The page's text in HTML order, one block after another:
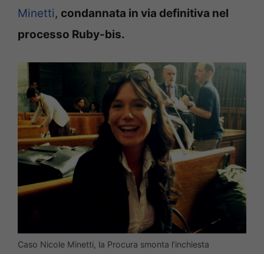
Minetti, condannata in via definitiva nel
processo Ruby-bis.
Caso Nicole Minetti, la Procura smonta l’inchiesta